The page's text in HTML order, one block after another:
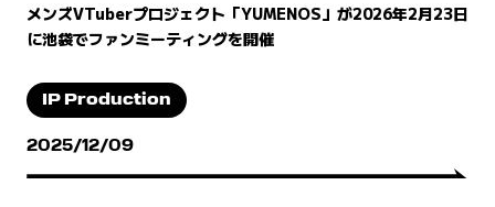
メンズVTuberプロジェクト「YUMENOS」が2026年2月23日
に池袋でファンミーティングを開催
IP Production
2025/12/09